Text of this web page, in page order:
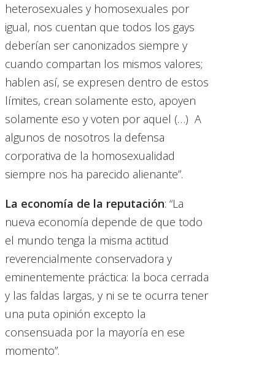
heterosexuales y homosexuales por
igual, nos cuentan que todos los gays
deberían ser canonizados siempre y
cuando compartan los mismos valores;
hablen así, se expresen dentro de estos
límites, crean solamente esto, apoyen
solamente eso y voten por aquel (…) A
algunos de nosotros la defensa
corporativa de la homosexualidad
siempre nos ha parecido alienante”.
La economía de la reputación: “La
nueva economía depende de que todo
el mundo tenga la misma actitud
reverencialmente conservadora y
eminentemente práctica: la boca cerrada
y las faldas largas, y ni se te ocurra tener
una puta opinión excepto la
consensuada por la mayoría en ese
momento”.